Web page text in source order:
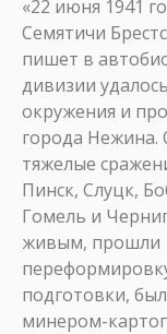
«22 июня 1941
Семятичи
пишет в
дивизии
окружения и
города Нежина.
тяжелые
Пинск, Слуцк,
Гомель и
живым, прошли
подготовки,
минером-